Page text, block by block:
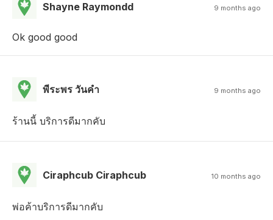
Shayne Raymondd 9 months ago
Ok good good
พีระพร วันคํา 9 months ago
ร้านนี้ บริการดีมากคับ
Ciraphcub Ciraphcub 10 months ago
พ่อค้าบริการดีมากคับ